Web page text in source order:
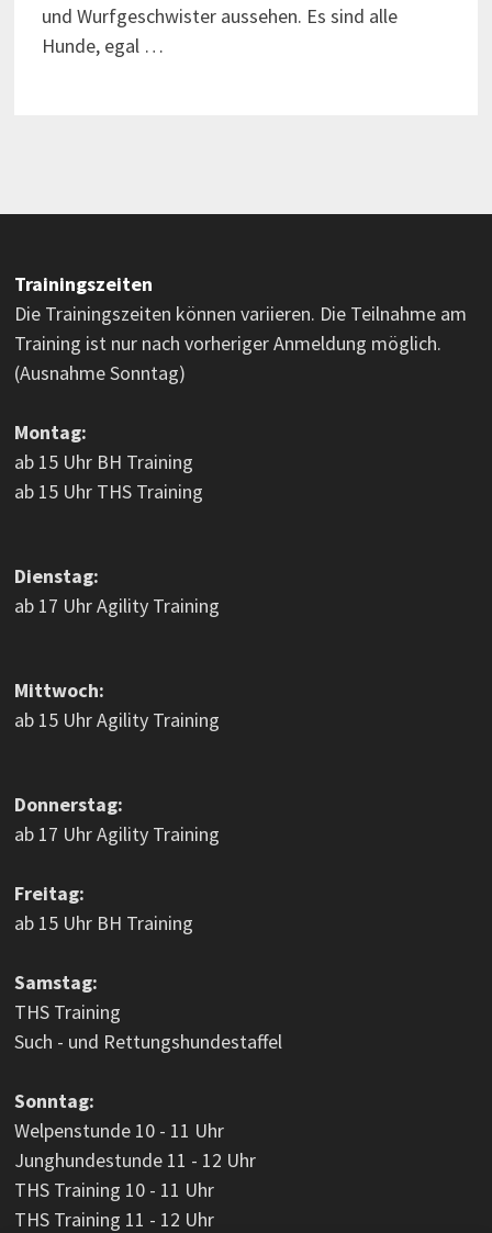
und Wurfgeschwister aussehen. Es sind alle
Hunde, egal …
Trainingszeiten
Die Trainingszeiten können variieren. Die Teilnahme am
Training ist nur nach vorheriger Anmeldung möglich.
(Ausnahme Sonntag)
Montag:
ab 15 Uhr BH Training
ab 15 Uhr THS Training
Dienstag:
ab 17 Uhr Agility Training
Mittwoch:
ab 15 Uhr Agility Training
Donnerstag:
ab 17 Uhr Agility Training
Freitag:
ab 15 Uhr BH Training
Samstag:
THS Training
Such - und Rettungshundestaffel
Sonntag:
Welpenstunde 10 - 11 Uhr
Junghundestunde 11 - 12 Uhr
THS Training 10 - 11 Uhr
THS Training 11 - 12 Uhr